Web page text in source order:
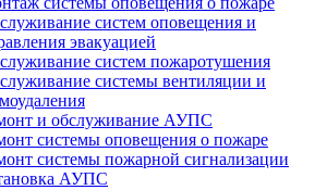
систем оповещения и
эвакуацией
систем пожаротушения
системы вентиляции и
и обслуживание АУПС
системы оповещения о пожаре
системы пожарной сигнализации
АУПС